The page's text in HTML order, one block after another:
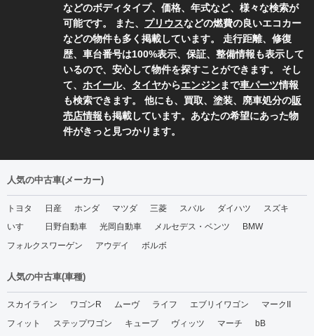
などのボディタイプ、価格、年式など、様々な検索が
可能です。 また、 プリウスなどの燃費の良いエコカー
などの物件も多く掲載しています。 走行距離、修復
歴、車台番号は100%表示、保証、整備情報も表示して
いるので、安心して物件を探すことができます。 そし
て、 ホイール、 タイヤからエンジンまで車パーツ情報
も検索できます。 他にも、買取、塗装、廃車処分の販
売店情報も掲載しています。あなたの希望にあった物
件がきっと見つかります。
人気の中古車(メーカー)
トヨタ 日産 ホンダ マツダ 三菱 スバル ダイハツ
スズキ
いすゞ
日野自動車 光岡自動車 メルセデス・ベンツ
BMW
フォルクスワーゲン
アウデイ ボルボ
人気の中古車(車種)
スカイライン ワゴンR ムーヴ ライフ エブリイワゴン
マークII
フィット
ステップワゴン キューブ ヴィッツ マーチ
bB